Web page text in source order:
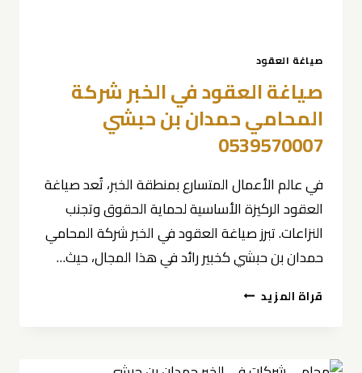
صياغة العقود
صياغة العقود في الخبر شركة
المحامي حمدان بن حبشي
0539570007
في عالم الأعمال المتسارع بمنطقة الخبر، تُعد صياغة
العقود الركيزة الأساسية لحماية الحقوق وتجنب
النزاعات. تبرز صياغة العقود في الخبر شركة المحامي
حمدان بن حبشي كخبير رائد في هذا المجال، حيث…
قراة المزيد صياغة